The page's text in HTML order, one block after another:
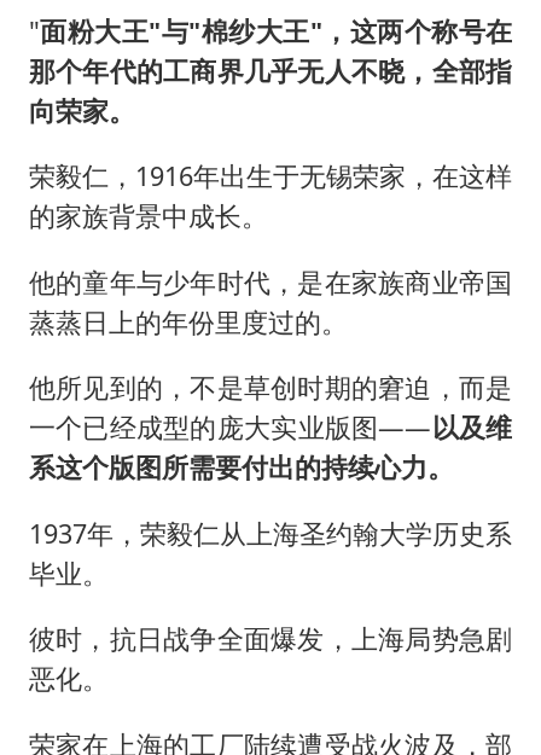
"面粉大王"与"棉纱大王"，这两个称号在
那个年代的工商界几乎无人不晓，全部指
向荣家。
荣毅仁，1916年出生于无锡荣家，在这样
的家族背景中成长。
他的童年与少年时代，是在家族商业帝国
蒸蒸日上的年份里度过的。
他所见到的，不是草创时期的窘迫，而是
一个已经成型的庞大实业版图——以及维
系这个版图所需要付出的持续心力。
1937年，荣毅仁从上海圣约翰大学历史系
毕业。
彼时，抗日战争全面爆发，上海局势急剧
恶化。
荣家在上海的工厂陆续遭受战火波及，部